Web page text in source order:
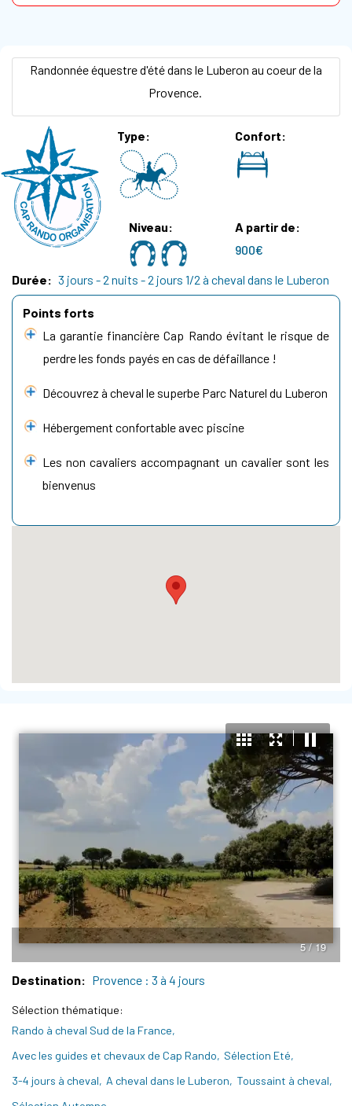
Randonnée équestre d'été dans le Luberon au coeur de la
Provence.
Type Confort
Niveau
A partir de
900€
Durée
3 jours - 2 nuits - 2 jours 1/2 à cheval dans le Luberon
Points forts
La garantie financière Cap Rando évitant le risque de
perdre les fonds payés en cas de défaillance !
Découvrez à cheval le superbe Parc Naturel du Luberon
Hébergement confortable avec piscine
Les non cavaliers accompagnant un cavalier sont les
bienvenus
5 / 19
Destination Provence : 3 à 4 jours
Sélection thématique
Rando à cheval Sud de la France
Avec les guides et chevaux de Cap Rando
Sélection Eté
3-4 jours à cheval
A cheval dans le Luberon
Toussaint à cheval